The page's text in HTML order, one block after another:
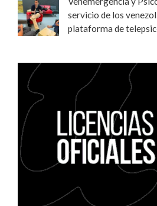
servicio de los
plataforma de